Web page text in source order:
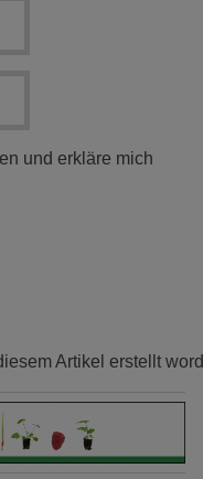
und erkläre mich
Artikel erstellt